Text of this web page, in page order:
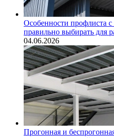
Особенности профлиста
правильно выбирать для
04.06.2026
Прогонная и